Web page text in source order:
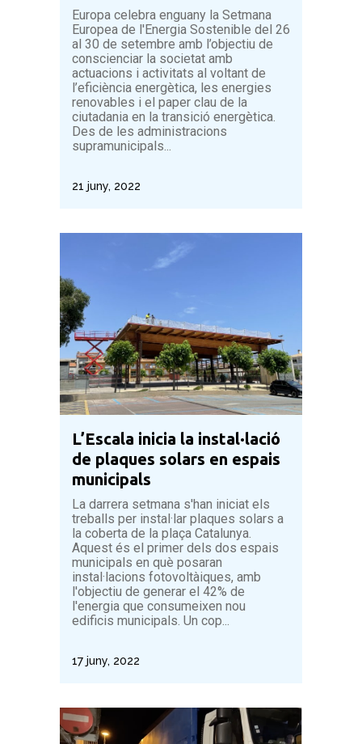
Europa celebra enguany la Setmana
Europea de l'Energia Sostenible del 26
al 30 de setembre amb l’objectiu de
conscienciar la societat amb
actuacions i activitats al voltant de
l’eficiència energètica, les energies
renovables i el paper clau de la
ciutadania en la transició energètica.
Des de les administracions
supramunicipals...
21 juny, 2022
L’Escala inicia la instal·lació
de plaques solars en espais
municipals
La darrera setmana s'han iniciat els
treballs per instal·lar plaques solars a
la coberta de la plaça Catalunya.
Aquest és el primer dels dos espais
municipals en què posaran
instal·lacions fotovoltàiques, amb
l'objectiu de generar el 42% de
l'energia que consumeixen nou
edificis municipals. Un cop...
17 juny, 2022